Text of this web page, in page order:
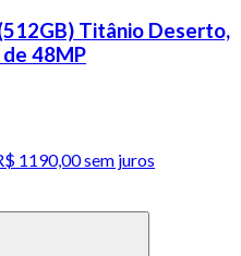
Titânio Deserto,
de 48MP
1190,00 sem juros